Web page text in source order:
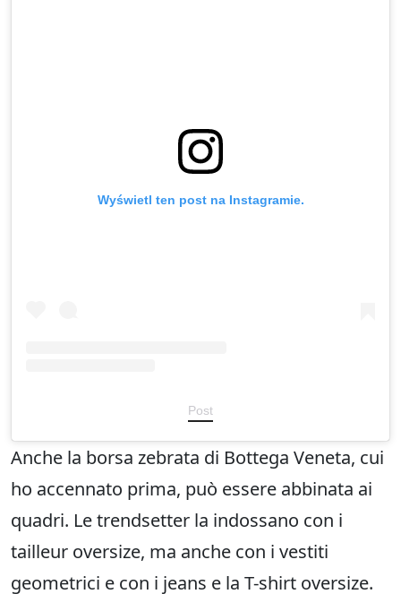
Wyświetl ten post na Instagramie.
Post
Anche la borsa zebrata di Bottega Veneta, cui
ho accennato prima, può essere abbinata ai
quadri. Le trendsetter la indossano con i
tailleur oversize, ma anche con i vestiti
geometrici e con i jeans e la T-shirt oversize.